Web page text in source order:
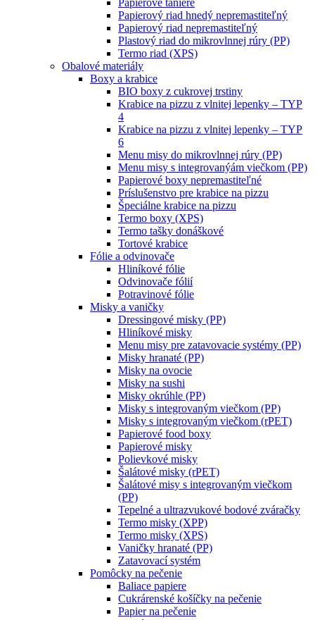
Papierový riad hnedý nepremastiteľný
Papierový riad nepremastiteľný
Plastový riad do mikrovlnnej rúry (PP)
Termo riad (XPS)
Obalové materiály
Boxy a krabice
BIO boxy z cukrovej trstiny
Krabice na pizzu z vlnitej lepenky – TYP
4
Krabice na pizzu z vlnitej lepenky – TYP
6
Menu misy do mikrovlnnej rúry (PP)
Menu misy s integrovanýám viečkom (PP)
Papierové boxy nepremastiteľné
Príslušenstvo pre krabice na pizzu
Špeciálne krabice na pizzu
Termo boxy (XPS)
Termo tašky donáškové
Tortové krabice
Fólie a odvinovače
Hliníkové fólie
Odvinovače fólií
Potravinové fólie
Misky a vaničky
Dressingové misky (PP)
Hliníkové misky
Menu misy pre zatavovacie systémy (PP)
Misky hranaté (PP)
Misky na ovocie
Misky na sushi
Misky okrúhle (PP)
Misky s integrovaným viečkom (PP)
Misky s integrovaným viečkom (rPET)
Papierové food boxy
Papierové misky
Polievkové misky
Šalátové misky (rPET)
Šalátové misy s integrovaným viečkom
(PP)
Tepelné a ultrazvukové bodové zváračky
Termo misky (XPP)
Termo misky (XPS)
Vaničky hranaté (PP)
Zatavovací systém
Pomôcky na pečenie
Baliace papiere
Cukrárenské košíčky na pečenie
Papier na pečenie